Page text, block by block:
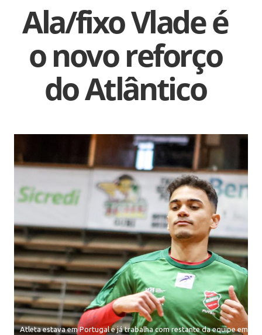
Ala/fixo Vlade é
o novo reforço
do Atlântico
Atleta estava em Portugal e já trabalha com restante da equipe em